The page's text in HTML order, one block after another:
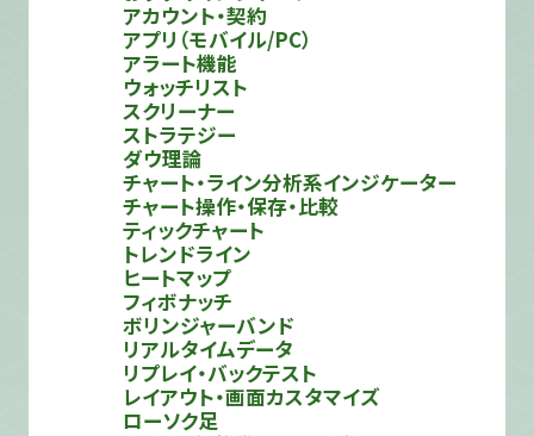
アカウント・契約
アプリ（モバイル/PC）
アラート機能
ウォッチリスト
スクリーナー
ストラテジー
ダウ理論
チャート・ライン分析系インジケーター
チャート操作・保存・比較
ティックチャート
トレンドライン
ヒートマップ
フィボナッチ
ボリンジャーバンド
リアルタイムデータ
リプレイ・バックテスト
レイアウト・画面カスタマイズ
ローソク足